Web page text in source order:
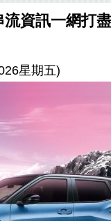
資訊一網打
星期五)